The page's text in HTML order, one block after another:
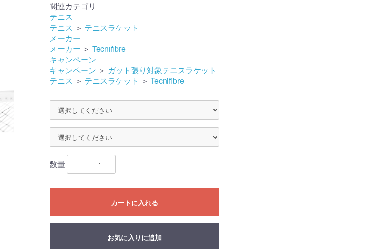
関連カテゴリ
テニス
テニス ＞ テニスラケット
メーカー
メーカー ＞ Tecnifibre
キャンペーン
キャンペーン ＞ ガット張り対象テニスラケット
テニス ＞ テニスラケット ＞ Tecnifibre
数量
カートに入れる
お気に入りに追加